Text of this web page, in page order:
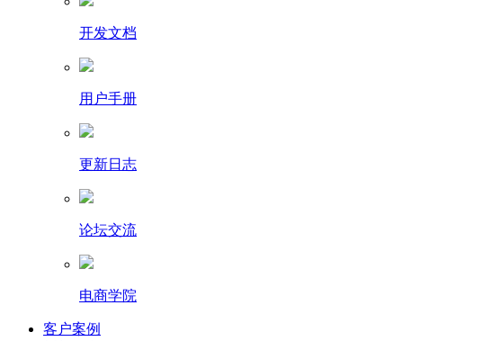
开发文档
用户手册
更新日志
论坛交流
电商学院
客户案例